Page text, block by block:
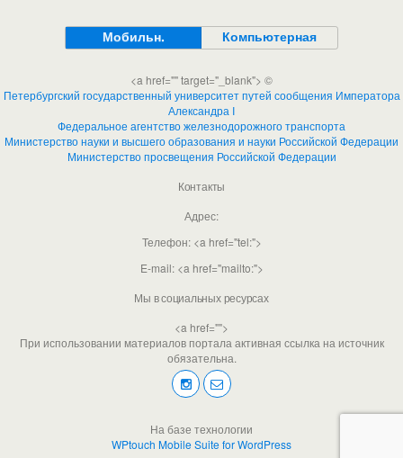
Мобильн. Компьютерная
<a href="" target="_blank"> ©
Петербургский государственный университет путей сообщения Императора
Александра I
Федеральное агентство железнодорожного транспорта
Министерство науки и высшего образования и науки Российской Федерации
Министерство просвещения Российской Федерации
Контакты
Адрес:
Телефон: <a href="tel:">
E-mail: <a href="mailto:">
Мы в социальных ресурсах
<a href="">
При использовании материалов портала активная ссылка на источник
обязательна.
На базе технологии
WPtouch Mobile Suite for WordPress